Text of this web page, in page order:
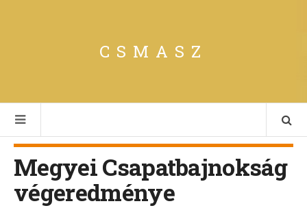
CSMASZ
Megyei Csapatbajnokság
végeredménye